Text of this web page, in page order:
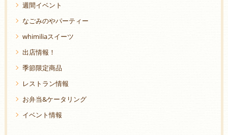
週間イベント
なごみのやパーティー
whimiliaスイーツ
出店情報！
季節限定商品
レストラン情報
お弁当&ケータリング
イベント情報